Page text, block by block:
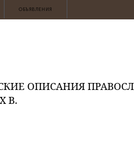
ОБЪЯВЛЕНИЯ
ОПИСАНИЯ
В.